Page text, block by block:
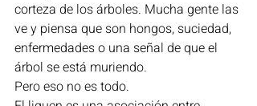
corteza de los árboles. Mucha gente las
ve y piensa que son hongos, suciedad,
enfermedades o una señal de que el
árbol se está muriendo.
Pero eso no es todo.